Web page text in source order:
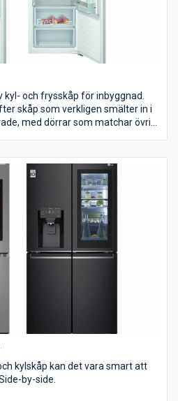
och frysskåp för inbyggnad.
skåp som verkligen smälter in i
med dörrar som matchar övrig
kylskåp kan det vara smart att
by-side.